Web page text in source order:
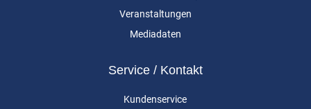
Veranstaltungen
Mediadaten
Service / Kontakt
Kundenservice